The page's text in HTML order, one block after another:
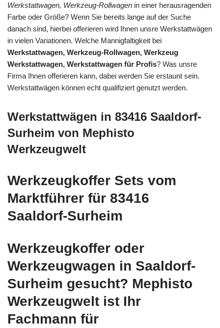
Werkstattwagen, Werkzeug-Rollwagen in einer herausragenden
Farbe oder Größe? Wenn Sie bereits lange auf der Suche
danach sind, hierbei offerieren wird Ihnen unsre Werkstattwägen
in vielen Variationen. Welche Mannigfaltigkeit bei
Werkstattwagen, Werkzeug-Rollwagen, Werkzeug
Werkstattwagen, Werkstattwagen für Profis? Was unsre
Firma Ihnen offerieren kann, dabei werden Sie erstaunt sein.
Werkstattwägen können echt qualifiziert genutzt werden.
Werkstattwägen in 83416 Saaldorf-
Surheim von Mephisto
Werkzeugwelt
Werkzeugkoffer Sets vom
Marktführer für 83416
Saaldorf-Surheim
Werkzeugkoffer oder
Werkzeugwagen in Saaldorf-
Surheim gesucht? Mephisto
Werkzeugwelt ist Ihr
Fachmann für